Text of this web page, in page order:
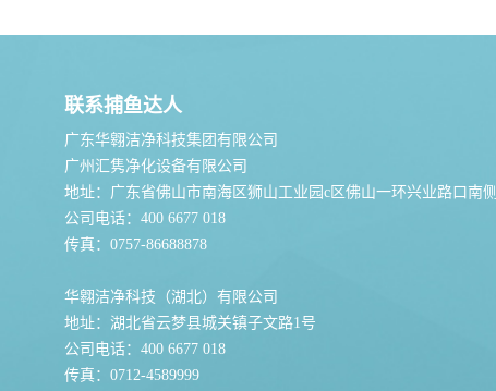
联系捕鱼达人
广东华翱洁净科技集团有限公司
广州汇隽净化设备有限公司
地址：广东省佛山市南海区狮山工业园c区佛山一环兴业路口南侧
公司电话：400 6677 018
传真：0757-86688878
华翱洁净科技（湖北）有限公司
地址：湖北省云梦县城关镇子文路1号
公司电话：400 6677 018
传真：0712-4589999